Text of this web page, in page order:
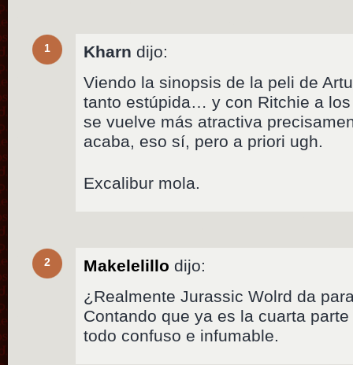
1 Kharn dijo:
Viendo la sinopsis de la peli de
tanto estúpida… y con Ritchie a
se vuelve más atractiva
acaba, eso sí, pero a priori ugh.
Excalibur mola.
2 Makelelillo dijo:
¿Realmente Jurassic Wolrd da
Contando que ya es la cuarta
todo confuso e infumable.